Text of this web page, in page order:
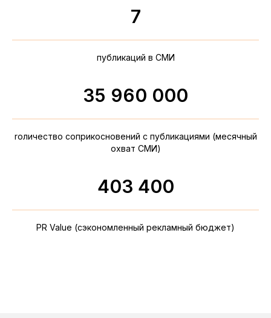
7
публикаций в СМИ
35 960 000
rоличество соприкосновений с публикациями (месячный
охват СМИ)
403 400
PR Value (сэкономленный рекламный бюджет)